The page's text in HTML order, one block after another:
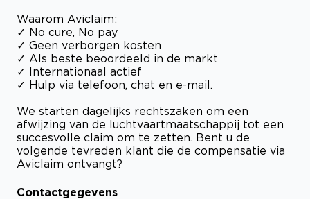
Waarom Aviclaim:
✓ No cure, No pay
✓ Geen verborgen kosten
✓ Als beste beoordeeld in de markt
✓ Internationaal actief
✓ Hulp via telefoon, chat en e-mail.
We starten dagelijks rechtszaken om een
afwijzing van de luchtvaartmaatschappij tot een
succesvolle claim om te zetten. Bent u de
volgende tevreden klant die de compensatie via
Aviclaim ontvangt?
Contactgegevens